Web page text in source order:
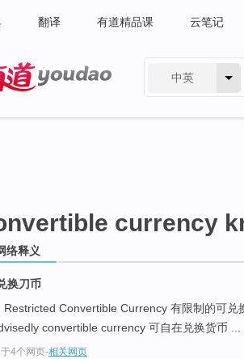
翻译 有道精品课 云笔记
中英
currency
络释义
换刀币
Restricted Convertible Currency 有限制的可
convertible currency 可自在兑换货币 ...
4个网页-相关网页